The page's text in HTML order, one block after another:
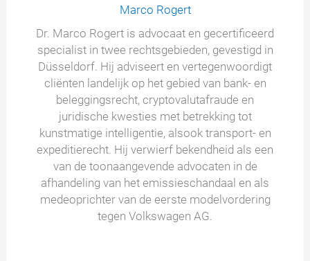
Marco Rogert
Dr. Marco Rogert is advocaat en gecertificeerd
specialist in twee rechtsgebieden, gevestigd in
Düsseldorf. Hij adviseert en vertegenwoordigt
cliënten landelijk op het gebied van bank- en
beleggingsrecht, cryptovalutafraude en
juridische kwesties met betrekking tot
kunstmatige intelligentie, alsook transport- en
expeditierecht. Hij verwierf bekendheid als een
van de toonaangevende advocaten in de
afhandeling van het emissieschandaal en als
medeoprichter van de eerste modelvordering
tegen Volkswagen AG.